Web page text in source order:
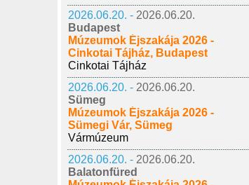
2026.06.20. - 2026.06.20.
Budapest
Múzeumok Éjszakája 2026 -
Cinkotai Tájház, Budapest
Cinkotai Tájház
2026.06.20. - 2026.06.20.
Sümeg
Múzeumok Éjszakája 2026 -
Sümegi Vár, Sümeg
Vármúzeum
2026.06.20. - 2026.06.20.
Balatonfüred